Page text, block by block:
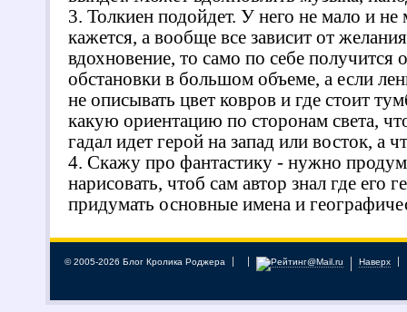
© 2005-2026 Блог Кролика Роджера Наверх